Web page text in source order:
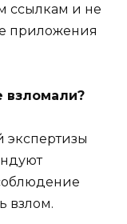
ссылкам и не
приложения
взломали?
взлом.